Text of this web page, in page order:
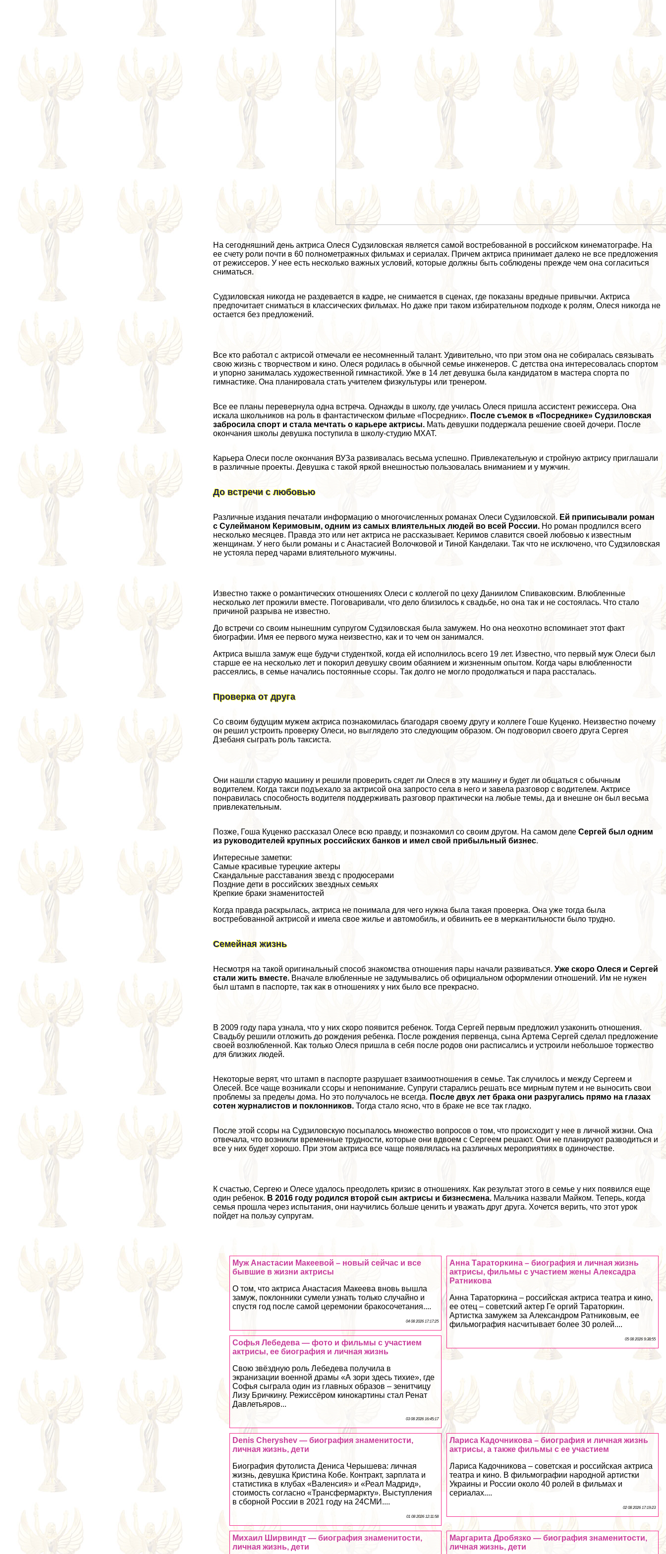
На сегодняшний день актриса Олеся Судзиловская является самой востребованной в российском кинематографе. На
ее счету роли почти в 60 полнометражных фильмах и сериалах. Причем актриса принимает далеко не все предложения
от режиссеров. У нее есть несколько важных условий, которые должны быть соблюдены прежде чем она согласиться
сниматься.
Судзиловская никогда не раздевается в кадре, не снимается в сценах, где показаны вредные привычки. Актриса
предпочитает сниматься в классических фильмах. Но даже при таком избирательном подходе к ролям, Олеся никогда не
остается без предложений.
Все кто работал с актрисой отмечали ее несомненный талант. Удивительно, что при этом она не собиралась связывать
свою жизнь с творчеством и кино. Олеся родилась в обычной семье инженеров. С детства она интересовалась спортом
и упopно занималась художественной гимнастикой. Уже в 14 лет дeвyшка была кандидатом в мастера спорта по
гимнастике. Она планировала стать учителем физкультуры или тренером.
Все ее планы перевернула одна встреча. Однажды в школу, где училась Олеся пришла ассистент режиссера. Она
искала школьников на роль в фантастическом фильме «Посредник». После съемок в «Посреднике» Судзиловская
забросила спорт и стала мечтать о карьере актрисы. Мать дeвyшки поддержала решение своей дочери. После
окончания школы дeвyшка поступила в школу-студию МХАТ.
Карьера Олеси после окончания ВУЗа развивалась весьма успешно. Привлекательную и стройную актрису приглашали
в различные проекты. Девушка с такой яркой внешностью пользовалась вниманием и у мужчин.
До встречи с любовью
Различные издания печатали информацию о многочисленных романах Олеси Судзиловской. Ей приписывали роман
с Сулейманом Керимовым, одним из самых влиятельных людей во всей России. Но роман продлился всего
несколько месяцев. Правда это или нет актриса не рассказывает. Керимов славится своей любовью к известным
женщинам. У него были романы и с Анастасией Волочковой и Тиной Канделаки. Так что не исключено, что Судзиловская
не устояла перед чарами влиятельного мужчины.
Известно также о романтических отношениях Олеси с коллегой по цеху Даниилом Спиваковским. Влюбленные
несколько лет прожили вместе. Поговаривали, что дело близилось к свадьбе, но она так и не состоялась. Что стало
причиной разрыва не известно.
До встречи со своим нынешним супругом Судзиловская была замужем. Но она неохотно вспоминает этот факт
биографии. Имя ее первого мужа неизвестно, как и то чем он занимался.
Актриса вышла замуж еще будучи студенткой, когда ей исполнилось всего 19 лет. Известно, что первый муж Олеси был
старше ее на несколько лет и покорил дeвyшку своим обаянием и жизненным опытом. Когда чары влюбленности
рассеялись, в семье начались постоянные ссоры. Так долго не могло продолжаться и пара рассталась.
Проверка от друга
Со своим будущим мужем актриса познакомилась благодаря своему другу и коллеге Гоше Куценко. Неизвестно почему
он решил устроить проверку Олеси, но выглядело это следующим образом. Он подговорил своего друга Сергея
Дзебаня сыграть роль таксиста.
Они нашли старую машину и решили проверить сядет ли Олеся в эту машину и будет ли общаться с обычным
водителем. Когда такси подъехало за актрисой она запросто села в него и завела разговор с водителем. Актрисе
понравилась способность водителя поддерживать разговор пpaктически на любые темы, да и внешне он был весьма
привлекательным.
Позже, Гоша Куценко рассказал Олесе всю правду, и познакомил со своим другом. На самом делеСергeй был одним
из руководителей крупных российских банков и имел свой прибыльный бизнес.
Интересные заметки:
Самые красивые турецкие актеры
Скандальные расставания звезд с продюсерами
Поздние дети в российских звездных семьях
Крепкие бpaки знаменитостей
Когда правда раскрылась, актриса не понимала для чего нужна была такая проверка. Она уже тогда была
востребованной актрисой и имела свое жилье и автомобиль, и обвинить ее в меркантильности было трудно.
Семейная жизнь
Несмотря на такой оригинальный способ знакомства отношения пары начали развиваться.Уже скоро Олеся и Сергeй
стали жить вместе. Вначале влюбленные не задумывались об официальном оформлении отношений. Им не нужен
был штамп в паспорте, так как в отношениях у них было все прекрасно.
В 2009 году пара узнала, что у них скоро появится ребенок. Тогда Сергeй первым предложил узаконить отношения.
Свадьбу решили отложить до рождения ребенка. После рождения первенца, сына Артема Сергeй сделал предложение
своей возлюбленной. Как только Олеся пришла в себя после родов они расписались и устроили небольшое торжество
для близких людей.
Некоторые верят, что штамп в паспорте разрушает взаимоотношения в семье. Так случилось и между Сергеем и
Олесей. Все чаще возникали ссоры и непонимание. Супруги старались решать все мирным путем и не выносить свои
проблемы за пределы дома. Но это получалось не всегда. После двух лет бpaка они разругались прямо на глазах
сотен журналистов и поклонников. Тогда стало ясно, что в бpaке не все так гладко.
После этой ссоры на Судзиловскую посыпалось множество вопросов о том, что происходит у нее в личной жизни. Она
отвечала, что возникли временные трудности, которые они вдвоем с Сергеем решают. Они не планируют разводиться и
все у них будет хорошо. При этом актриса все чаще появлялась на различных мероприятиях в одиночестве.
К счастью, Сергею и Олесе удалось преодолеть кризис в отношениях. Как результат этого в семье у них появился еще
один ребенок. В 2016 году родился второй сын актрисы и бизнесмена. Мальчика назвали Майком. Теперь, когда
семья прошла через испытания, они научились больше ценить и уважать друг друга. Хочется верить, что этот урок
пойдет на пользу супругам.
Анна Тараторкина – биография и личная жизнь
актрисы, фильмы с участием жены Алексадра
Ратникова
Анна Тараторкина – российская актриса театра и кино,
ее отец – советский актер Ге opгий Тараторкин.
Артистка замужем за Александром Ратниковым, ее
фильмография насчитывает более 30 ролей....
05 08 2026 9:38:55
Муж Анастасии Макеевой – новый сейчас и все
бывшие в жизни актрисы
О том, что актриса Анастасия Макеева вновь вышла
замуж, поклонники сумели узнать только случайно и
спустя год после самой церемонии бpaкосочетания....
04 08 2026 17:17:25
Софья Лебедева — фото и фильмы с участием
актрисы, ее биография и личная жизнь
Свою звёздную роль Лебедева получила в
экранизации военной драмы «А зори здесь тихие», где
Софья сыграла один из главных образов – зенитчицу
Лизу Бричкину. Режиссёром кинокартины стал Ренат
Давлетьяров...
03 08 2026 16:45:17
Лариса Кадочникова – биография и личная жизнь
актрисы, а также фильмы с ее участием
Лариса Кадочникова – советская и российская актриса
театра и кино. В фильмографии народной артистки
Украины и России около 40 ролей в фильмах и
сериалах....
02 08 2026 17:19:23
Denis Cheryshev — биография знаменитости,
личная жизнь, дети
Биография футолиста Дениса Черышева: личная
жизнь, дeвyшка Кристина Кобе. Контpaкт, зарплата и
статистика в клубах «Валенсия» и «Реал Мадрид»,
стоимость согласно «Трансфермаркту». Выступления
в сборной России в 2021 году на 24СМИ....
01 08 2026 12:11:58
Маргарита Дробязко — биография знаменитости,
личная жизнь, дети
Михаил Ширвиндт — биография знаменитости,
личная жизнь, дети